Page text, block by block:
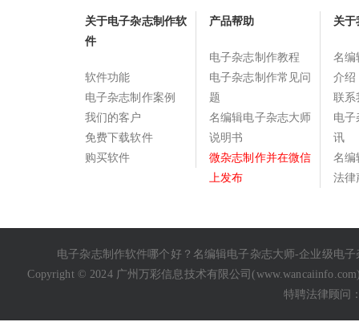
关于电子杂志制作软
件
软件功能
电子杂志制作案例
我们的客户
免费下载软件
购买软件
产品帮助
电子杂志制作教程
电子杂志制作常见问
题
名编辑电子杂志大师
说明书
微杂志制作并在微信
上发布
关于
名编
介绍
联系
电子
讯
名编
法律
电子杂志制作软件哪个好？名编辑电子杂志大师-企业级电子
Copyright © 2024 广州万彩信息技术有限公司(www.wancaiinfo.com
特聘法律顾问